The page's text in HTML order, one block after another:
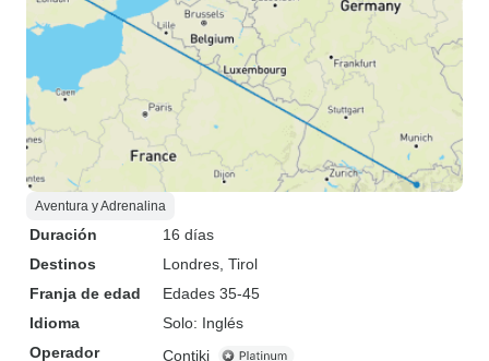
Aventura y Adrenalina
Duración
16 días
Destinos
Londres , Tirol
Franja de edad
Edades 35-45
Idioma
Solo: Inglés
Operador
Contiki